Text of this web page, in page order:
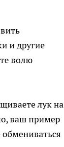
и другие
волю
лук на
ваш пример